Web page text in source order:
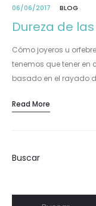
06/06/2017 BLOG
Dureza de
Cómo joyeros u
tenemos que tener en
basado en el rayado
Read More
Buscar